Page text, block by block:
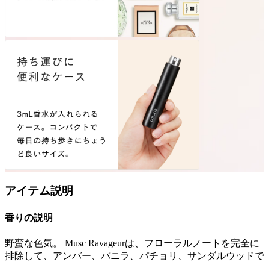
アイテム説明
香りの説明
野蛮な色気。 Musc Ravageurは、フローラルノートを完全に
排除して、アンバー、バニラ、パチョリ、サンダルウッドで